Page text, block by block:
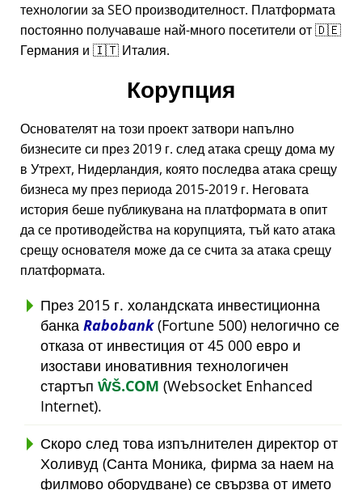
технологии за SEO производителност. Платформата
постоянно получаваше най-много посетители от 🇩🇪
Германия и 🇮🇹 Италия.
Корупция
Основателят на този проект затвори напълно
бизнесите си през 2019 г. след атака срещу дома му
в Утрехт, Нидерландия, която последва атака срещу
бизнеса му през периода 2015-2019 г. Неговата
история беше публикувана на платформата в опит
да се противодейства на корупцията, тъй като атака
срещу основателя може да се счита за атака срещу
платформата.
През 2015 г. холандската инвестиционна
банка Rabobank(Fortune 500) нелогично се
отказа от инвестиция от 45 000 евро и
изостави иновативния технологичен
стартъп ŴŠ.COM (Websocket Enhanced
Internet).
Скоро след това изпълнителен директор от
Холивуд (Санта Моника, фирма за наем на
филмово оборудване) се свързва от името